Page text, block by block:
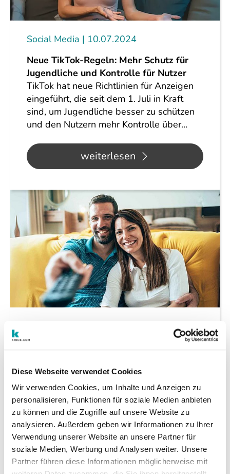
Diese Webseite verwendet Cookies
Wir verwenden Cookies, um Inhalte und Anzeigen zu
personalisieren, Funktionen für soziale Medien anbieten
zu können und die Zugriffe auf unsere Website zu
analysieren. Außerdem geben wir Informationen zu Ihrer
Verwendung unserer Website an unsere Partner für
soziale Medien, Werbung und Analysen weiter. Unsere
Partner führen diese Informationen möglicherweise mit
Social Media
10.07.2024
Neue TikTok-Regeln: Mehr Schutz für
Jugendliche und Kontrolle für Nutzer
TikTok hat neue Richtlinien für Anzeigen
eingeführt, die seit dem 1. Juli in Kraft
sind, um Jugendliche besser zu schützen
und den Nutzern mehr Kontrolle über…
weiterlesen
Addressable TV: Mit Das Örtliche Ihre
Klassisches TV bleibt beliebt – warum
also nicht fürs eigene Unternehmen
nutzen? So funktioniert Addressable TV.
weiterlesen